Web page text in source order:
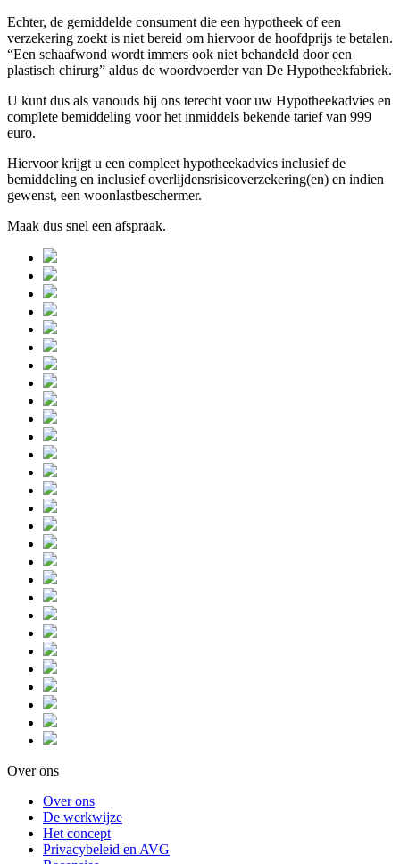
Echter, de gemiddelde consument die een hypotheek of een
verzekering zoekt is niet bereid om hiervoor de hoofdprijs te betalen.
“Een schaafwond wordt immers ook niet behandeld door een
plastisch chirurg” aldus de woordvoerder van De Hypotheekfabriek.
U kunt dus als vanouds bij ons terecht voor uw Hypotheekadvies en
complete bemiddeling voor het inmiddels bekende tarief van 999
euro.
Hiervoor krijgt u een compleet hypotheekadvies inclusief de
bemiddeling en inclusief overlijdensrisicoverzekering(en) en indien
gewenst, een woonlastbeschermer.
Maak dus snel een afspraak.
Over ons
Over ons
De werkwijze
Het concept
Privacybeleid en AVG